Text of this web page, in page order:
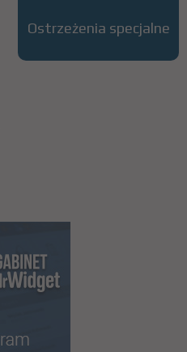
Ostrzeżenia specjalne